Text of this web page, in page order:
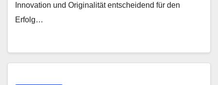
Innovation und Originalität entscheidend für den
Erfolg…